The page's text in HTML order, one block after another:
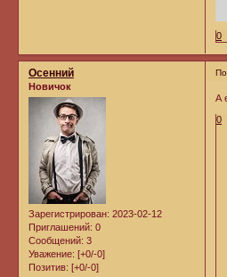
0
Осенний
Новичок
Зарегистрирован: 2023-02-12
Приглашений: 0
Сообщений: 3
Уважение: [+0/-0]
Позитив: [+0/-0]
А
0